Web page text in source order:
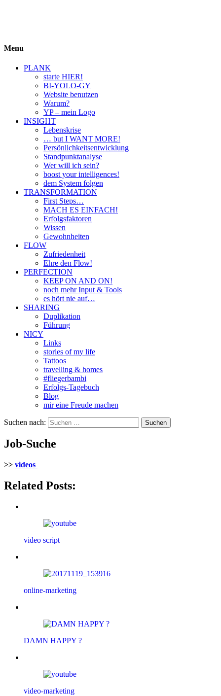
Menu
PLANK
starte HIER!
BI-YOLO-GY
Website benutzen
Warum?
YP – mein Logo
INSIGHT
Lebenskrise
… but I WANT MORE!
Persönlichkeitsentwicklung
Standpunktanalyse
Wer will ich sein?
boost your intelligences!
dem System folgen
TRANSFORMATION
First Steps…
MACH ES EINFACH!
Erfolgsfaktoren
Wissen
Gewohnheiten
FLOW
Zufriedenheit
Ehre den Flow!
PERFECTION
KEEP ON AND ON!
noch mehr Input & Tools
es hört nie auf…
SHARING
Duplikation
Führung
NICY
Links
stories of my life
Tattoos
travelling & homes
#fliegerbambi
Erfolgs-Tagebuch
Blog
mir eine Freude machen
Suchen nach:
Job-Suche
>> videos
Related Posts:
video script
online-marketing
DAMN HAPPY ?
video-marketing